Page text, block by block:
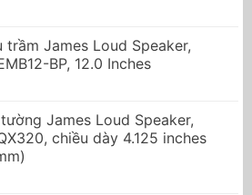
trầm James Loud Speaker,
BP, 12.0 Inches
James Loud Speaker,
chiều dày 4.125 inches